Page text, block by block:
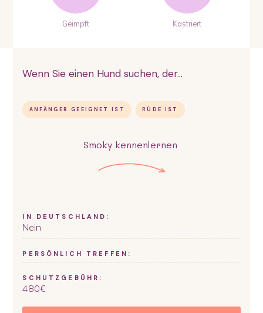
Geimpft Kastriert
Wenn Sie einen Hund suchen, der...
ANFÄNGER GEEIGNET IST RÜDE IST
Smoky kennenlernen
IN DEUTSCHLAND:
Nein
PERSÖNLICH TREFFEN:
SCHUTZGEBÜHR:
480€